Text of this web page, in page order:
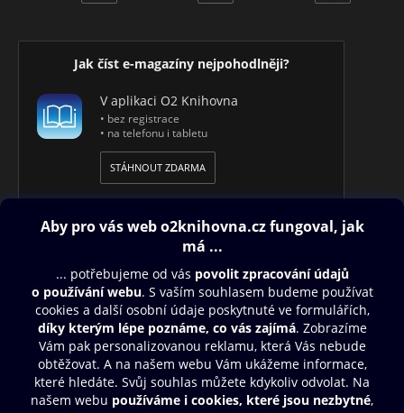
Jak číst e-magazíny nejpohodlněji?
V aplikaci O2 Knihovna
• bez registrace
• na telefonu i tabletu
STÁHNOUT ZDARMA
Obsah ke stažení
Moje O2 Knihovna
Další zábava